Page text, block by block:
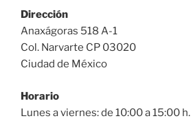
Dirección
Anaxágoras 518 A-1
Col. Narvarte CP 03020
Ciudad de México
Horario
Lunes a viernes: de 10:00 a 15:00 h.